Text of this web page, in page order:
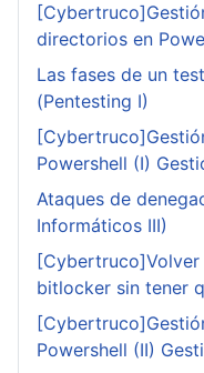
directorios en
Las fases de un
(Pentesting I)
Powershell (I)
Ataques de
Informáticos III)
bitlocker sin tener
Powershell (II)